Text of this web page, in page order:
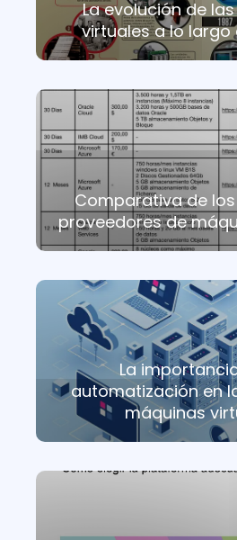
La evolución de
virtuales a lo largo
Comparativa de
proveedores de
La
automatización en
máquinas